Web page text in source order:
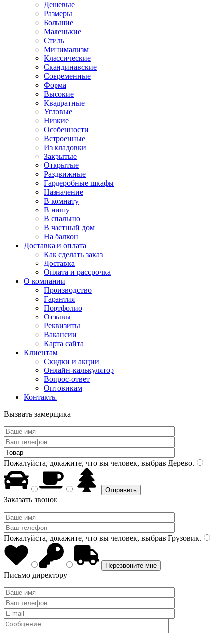
Дешевые
Размеры
Большие
Маленькие
Стиль
Минимализм
Классические
Скандинавские
Современные
Форма
Высокие
Квадратные
Угловые
Низкие
Особенности
Встроенные
Из кладовки
Закрытые
Открытые
Раздвижные
Гардеробные шкафы
Назначение
В комнату
В нишу
В спальню
В частный дом
На балкон
Доставка и оплата
Как сделать заказ
Доставка
Оплата и рассрочка
О компании
Производство
Гарантия
Портфолио
Отзывы
Реквизиты
Вакансии
Карта сайта
Клиентам
Скидки и акции
Онлайн-калькулятор
Вопрос-ответ
Оптовикам
Контакты
Вызвать замерщика
Пожалуйста, докажите, что вы человек, выбрав Дерево.
Заказать звонок
Пожалуйста, докажите, что вы человек, выбрав Грузовик.
Письмо директору